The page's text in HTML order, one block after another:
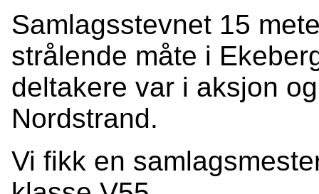
Samlagsstevnet 15
strålende måte i
deltakere var i aksjon
Nordstrand.
Vi fikk en